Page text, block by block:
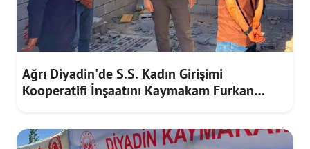
Ağrı Diyadin'de S.S. Kadın Girişimi
Kooperatifi İnşaatını Kaymakam Furkan